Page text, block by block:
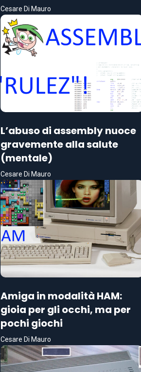
Cesare Di Mauro
L’abuso di assembly nuoce
gravemente alla salute
(mentale)
Cesare Di Mauro
Amiga in modalità HAM:
gioia per gli occhi, ma per
pochi giochi
Cesare Di Mauro